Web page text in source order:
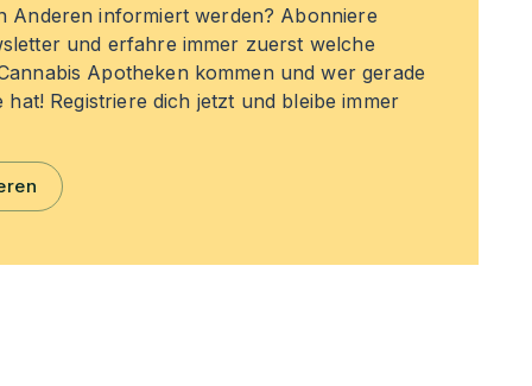
Anderen informiert werden? Abonniere
und erfahre immer zuerst welche
Apotheken kommen und wer gerade
hat! Registriere dich jetzt und bleibe immer